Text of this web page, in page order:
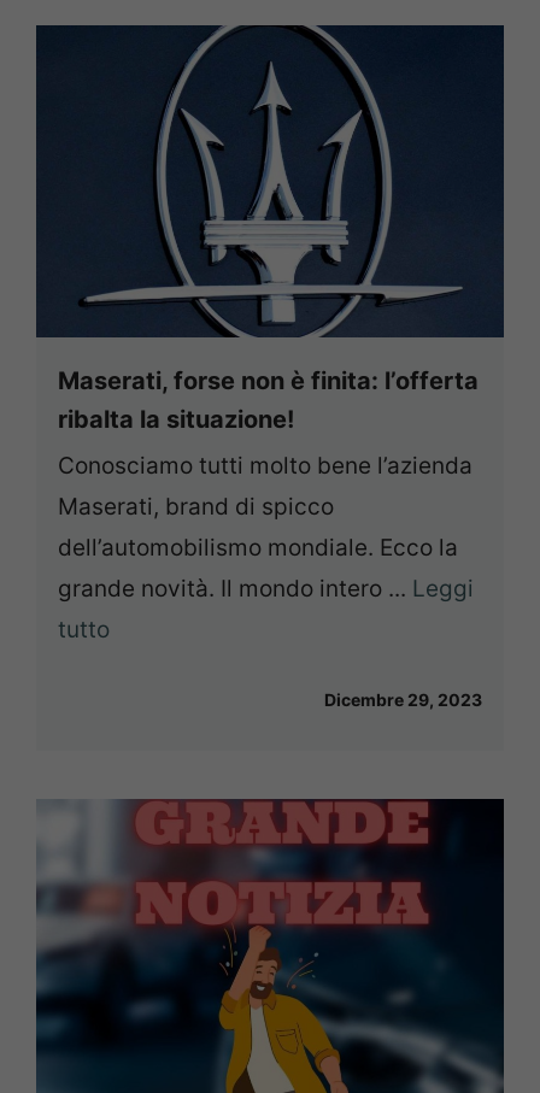
Maserati, forse non è finita: l’offerta
ribalta la situazione!
Conosciamo tutti molto bene l’azienda
Maserati, brand di spicco
dell’automobilismo mondiale. Ecco la
grande novità. Il mondo intero ... Leggi
tutto
Dicembre 29, 2023